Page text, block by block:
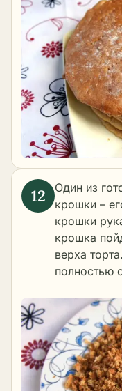
Один из
крошки –
крошки
крошка
верха
полностью